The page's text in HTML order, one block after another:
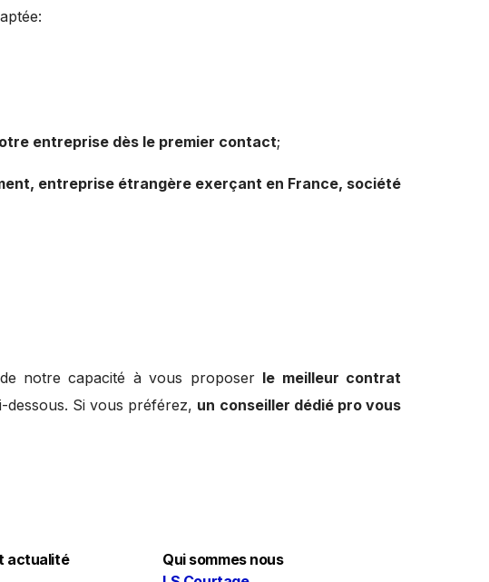
entreprise dès le premier contact;
entreprise étrangère exerçant en France, société
notre capacité à vous proposer le meilleur contrat
Si vous préférez, un conseiller dédié pro vous
actualité
Qui sommes nous